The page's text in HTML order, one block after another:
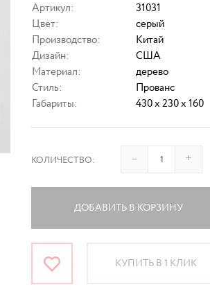
Артикул:
31031
Цвет:
серый
Производство:
Китай
Дизайн:
США
Материал:
дерево
Стиль:
Прованс
Габариты:
430 x 230 x 160
КОЛИЧЕСТВО: – +
ДОБАВИТЬ В КОРЗИНУ
КУПИТЬ В 1 КЛИК